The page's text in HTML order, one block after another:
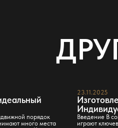
порядок
много места
23.11.2025
Введение В
играют